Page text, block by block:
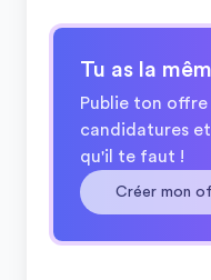
Tu as la
Publie ton
candidatures
qu'il te faut !
Créer mon